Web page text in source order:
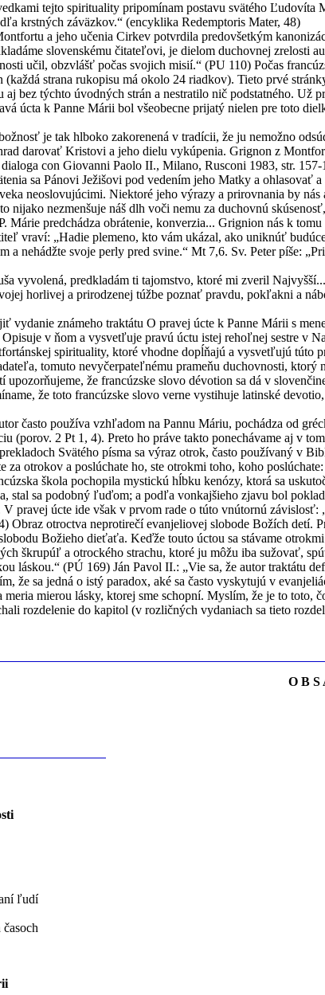
tejto spirituality pripomínam postavu svätého
krstných záväzkov.“ (encyklika Redemptoris Mater, 48)
a jeho učenia Cirkev potvrdila predovšetkým
slovenskému čitateľovi, je dielom duchovnej zrelosti
učil, obzvlášť počas svojich misií.“ (PU 110) Počas
strana rukopisu má okolo 24 riadkov). Tieto prvé
bez týchto úvodných strán a nestratilo nič podstatného.
úcta k Panne Márii bol všeobecne prijatý nielen pre toto
je tak hlboko zakorenená v tradícii, že ju nemožno
darovať Kristovi a jeho dielu vykúpenia. Grignon z
con Giovanni Paolo II., Milano, Rusconi 1983, str. 157-
sa Pánovi Ježišovi pod vedením jeho Matky a
neoslovujúcimi. Niektoré jeho výrazy a prirovnania by
nijako nezmenšuje náš dlh voči nemu za duchovnú
Márie predchádza obrátenie, konverzia... Grignion nás k
vraví: „Hadie plemeno, kto vám ukázal, ako uniknúť
a nehádžte svoje perly pred svine.“ Mt 7,6. Sv. Peter píše:
vyvolená, predkladám ti tajomstvo, ktoré mi zveril
horlivej a prirodzenej túžbe poznať pravdu, pokľakni a
vydanie známeho traktátu O pravej úcte k Panne Márii s
v ňom a vysvetľuje pravú úctu istej rehoľnej sestre v
spirituality, ktoré vhodne dopĺňajú a vysvetľujú
tomuto nevyčerpateľnému prameňu duchovnosti,
upozorňujeme, že francúzske slovo dévotion sa dá v
že toto francúzske slovo verne vystihuje latinské
často používa vzhľadom na Pannu Máriu, pochádza od
(porov. 2 Pt 1, 4). Preto ho práve takto ponechávame aj v
Svätého písma sa výraz otrok, často používaný v
za otrokov a poslúchate ho, ste otrokmi toho, koho
škola pochopila mystickú hĺbku kenózy, ktorá sa
stal sa podobný ľuďom; a podľa vonkajšieho zjavu bol
pravej úcte ide však v prvom rade o túto vnútornú
Obraz otroctva neprotirečí evanjeliovej slobode Božích detí.
Božieho dieťaťa. Keďže touto úctou sa stávame
škrupúľ a ot­rockého strachu, ktoré ju môžu iba sužovať,
láskou.“ (PÚ 169) Ján Pavol II.: „Vie sa, že autor traktátu
že sa jedná o istý paradox, aké sa často vyskytujú v
meria mierou lásky, ktorej sme schopní. Myslím, že je to toto,
rozdelenie do kapitol (v rozličných vydaniach sa tieto
O B S
ľudí